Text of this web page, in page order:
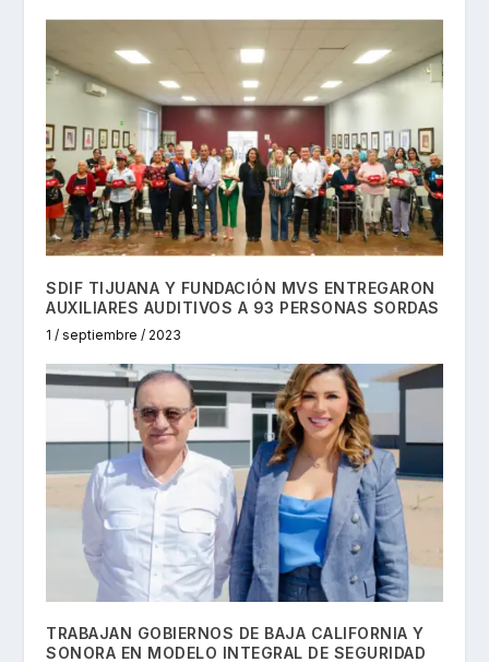
SDIF TIJUANA Y FUNDACIÓN MVS ENTREGARON
AUXILIARES AUDITIVOS A 93 PERSONAS SORDAS
1 / septiembre / 2023
TRABAJAN GOBIERNOS DE BAJA CALIFORNIA Y
SONORA EN MODELO INTEGRAL DE SEGURIDAD